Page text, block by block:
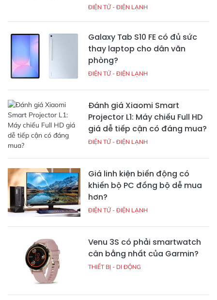
ĐIỆN TỬ - ĐIỆN LẠNH
Galaxy Tab S10 FE có đủ sức
thay laptop cho dân văn
phòng?
ĐIỆN TỬ - ĐIỆN LẠNH
Đánh giá Xiaomi Smart
Projector L1: Máy chiếu Full HD
giá dễ tiếp cận có đáng mua?
ĐIỆN TỬ - ĐIỆN LẠNH
Giá linh kiện biến động có
khiến bộ PC đồng bộ dễ mua
hơn?
ĐIỆN TỬ - ĐIỆN LẠNH
Venu 3S có phải smartwatch
cân bằng nhất của Garmin?
THIẾT BỊ - DI ĐỘNG